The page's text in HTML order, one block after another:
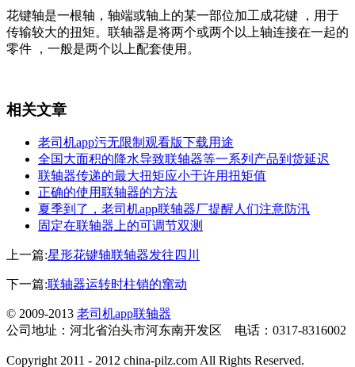
花键轴是一根轴，轴端或轴上的某一部位加工成花键 ，用于
传输较大的扭矩。联轴器是将两个或两个以上轴连接在一起的
零件 ，一般是两个以上配套使用。
相关文章
老司机app污无限制观看版下载用途
全国大面积的降水导致联轴器等一系列产品到货延迟
联轴器传递的最大扭矩应小于许用扭矩值
正确的使用联轴器的方法
夏季到了，老司机app联轴器厂提醒人们注意防汛
固定在联轴器上的可调节双测
上一篇:星形花键轴联轴器发往四川
下一篇:联轴器运转时柱销的窜动
© 2009-2013 老司机app联轴器
公司地址：河北省泊头市河东南开发区 电话：0317-8316002
Copyright 2011 - 2012 china-pilz.com All Rights Reserved.